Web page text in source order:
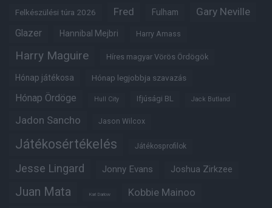
Felkészülési túra 2026 Fred Fulham Gary Neville
Glazer Hannibal Mejbri Harry Amass
Harry Maguire Híres magyar Vörös Ördögök
Hónap játékosa Hónap legjobbja szavazás
Hónap Ördöge Hull City Ifjúsági BL Jack Butland
Jadon Sancho Jason Wilcox
Játékosértékelés Játékosprofilok
Jesse Lingard Jonny Evans Joshua Zirkzee
Juan Mata Karl Darlow Kobbie Mainoo